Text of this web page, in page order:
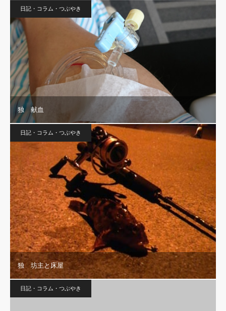
日記・コラム・つぶやき
独 献血
日記・コラム・つぶやき
独 坊主と床屋
日記・コラム・つぶやき